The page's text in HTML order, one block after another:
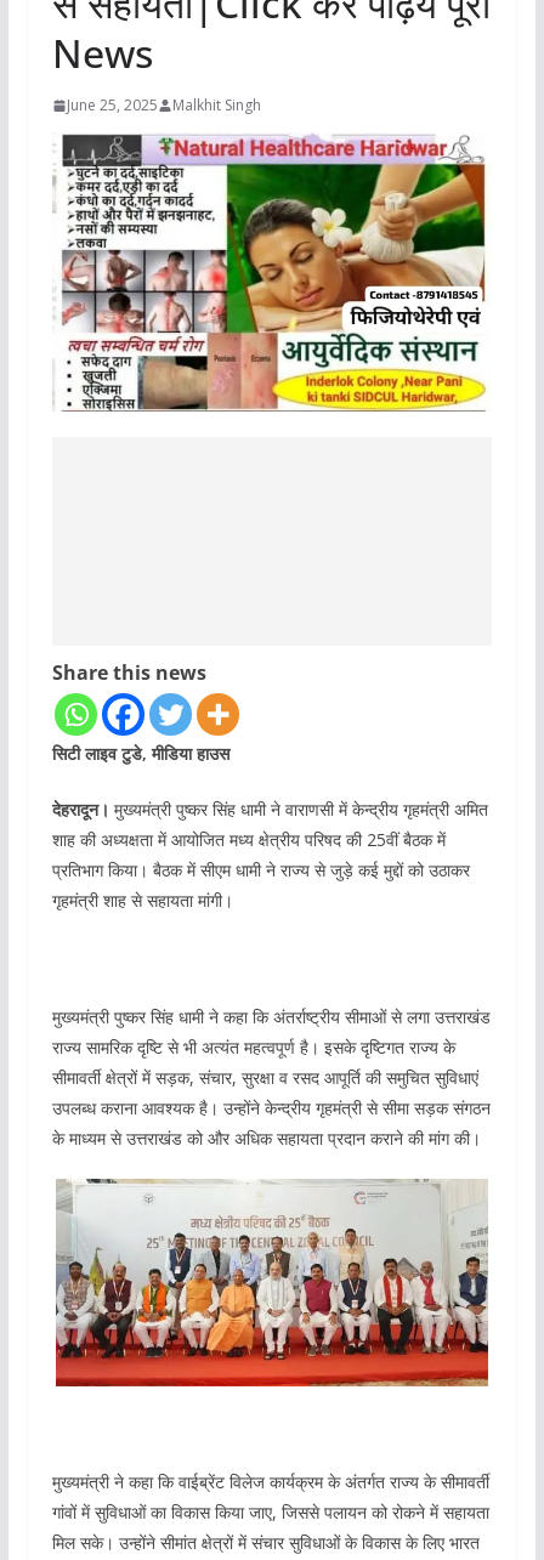
News
June 25, 2025 Malkhit Singh
Share this news
सिटी लाइव टुडे, मीडिया हाउस
देहरादून। मुख्यमंत्री पुष्कर सिंह धामी ने वाराणसी में केन्द्रीय गृहमंत्री अमित
शाह की अध्यक्षता में आयोजित मध्य क्षेत्रीय परिषद की 25वीं बैठक में
प्रतिभाग किया। बैठक में सीएम धामी ने राज्य से जुड़े कई मुद्दों को उठाकर
गृहमंत्री शाह से सहायता मांगी।
मुख्यमंत्री पुष्कर सिंह धामी ने कहा कि अंतर्राष्ट्रीय सीमाओं से लगा उत्तराखंड
राज्य सामरिक दृष्टि से भी अत्यंत महत्वपूर्ण है। इसके दृष्टिगत राज्य के
सीमावर्ती क्षेत्रों में सड़क, संचार, सुरक्षा व रसद आपूर्ति की समुचित सुविधाएं
उपलब्ध कराना आवश्यक है। उन्होंने केन्द्रीय गृहमंत्री से सीमा सड़क संगठन
के माध्यम से उत्तराखंड को और अधिक सहायता प्रदान कराने की मांग की।
मुख्यमंत्री ने कहा कि वाईब्रेंट विलेज कार्यक्रम के अंतर्गत राज्य के सीमावर्ती
गांवों में सुविधाओं का विकास किया जाए, जिससे पलायन को रोकने में सहायता
मिल सके। उन्होंने सीमांत क्षेत्रों में संचार सुविधाओं के विकास के लिए भारत